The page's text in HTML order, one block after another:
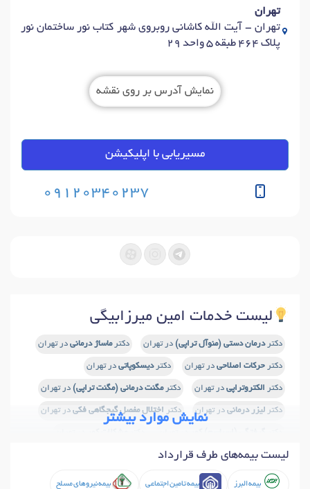
تهران
تهران - آیت الله کاشانی روبروی شهر کتاب نور ساختمان نور
پلاک 464 طبقه 5 واحد 29
نمایش آدرس بر روی نقشه
مسیریابی با اپلیکیشن
09120340237
لیست خدمات امین میرزابیگی
دکتردرمان دستی (منوآل تراپی) در تهران دکترماساژ درمانی در تهران
دکتر حرکات اصلاحی در تهران دکتردیسکوپاتی در تهران
دکتر الکتروتراپی در تهران دکترمگنت درمانی (مگنت تراپی) در تهران
دکتر لیزر درمانی در تهران دکتر اختلال مفصل گیجگاهی فکی در تهران
دکترماساژ کایروپراکتیکدر تهران
دکتردرد عصب سیاتیک در تهران گودی کمر
نمایش موارد بیشتر
لیست بیمه‌های طرف قرارداد
بیمه البرز بیمه تامین اجتماعی بیمه نیروهای مسلح